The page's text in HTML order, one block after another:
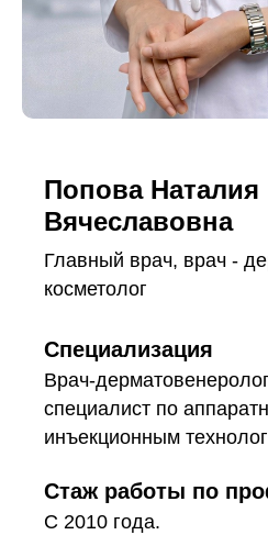
Попова Наталия
Вячеславовна
Главный врач, врач -
косметолог
Специализация
Врач-
специалист по
инъекционным
Стаж работы по
С 2010 года.